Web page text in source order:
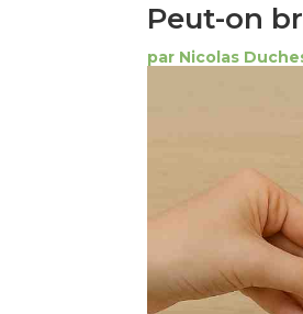
Peut-on
par Nicolas